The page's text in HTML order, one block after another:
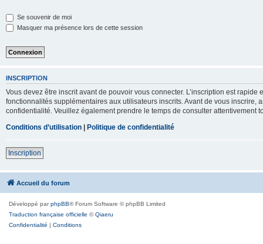
Se souvenir de moi
Masquer ma présence lors de cette session
INSCRIPTION
Vous devez être inscrit avant de pouvoir vous connecter. L’inscription est
fonctionnalités supplémentaires aux utilisateurs inscrits. Avant de vous inscrire,
confidentialité. Veuillez également prendre le temps de consulter attentivement
Conditions d’utilisation | Politique de confidentialité
Inscription
Accueil du forum
Développé parphpBB® Forum Software © phpBB Limited
Traduction française officielle ©Qiaeru
Confidentialité | Conditions